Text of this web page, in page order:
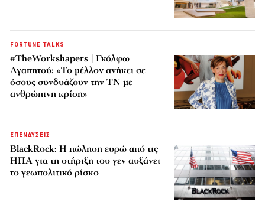
FORTUNE TALKS
#TheWorkshapers | Γκόλφω
Αγαπητού: «Το μέλλον ανήκει σε
όσους συνδυάζουν την ΤΝ με
ανθρώπινη κρίση»
ΕΠΕΝΔΥΣΕΙΣ
BlackRock: Η πώληση ευρώ από τις
ΗΠΑ για τη στήριξη του γεν αυξάνει
το γεωπολιτικό ρίσκο